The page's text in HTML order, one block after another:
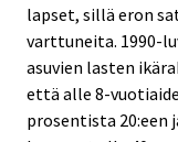
lapset, sillä eron
varttuneita. 1990-
asuvien lasten
että alle 8-
prosentista 20:een